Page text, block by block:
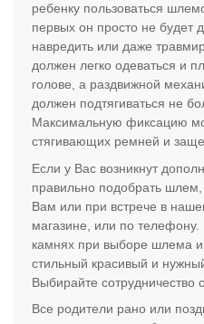
ребенку пользоваться
первых он просто не будет
навредить или даже
должен легко одеваться и
голове, а раздвижной
должен подтягиваться не
Максимальную фиксацию
стягивающих ремней и
Если у Вас возникнут
правильно подобрать
Вам или при встрече в
магазине, или по
камнях при выборе шлема
стильный красивый и
Выбирайте сотрудничество
Все родители рано или